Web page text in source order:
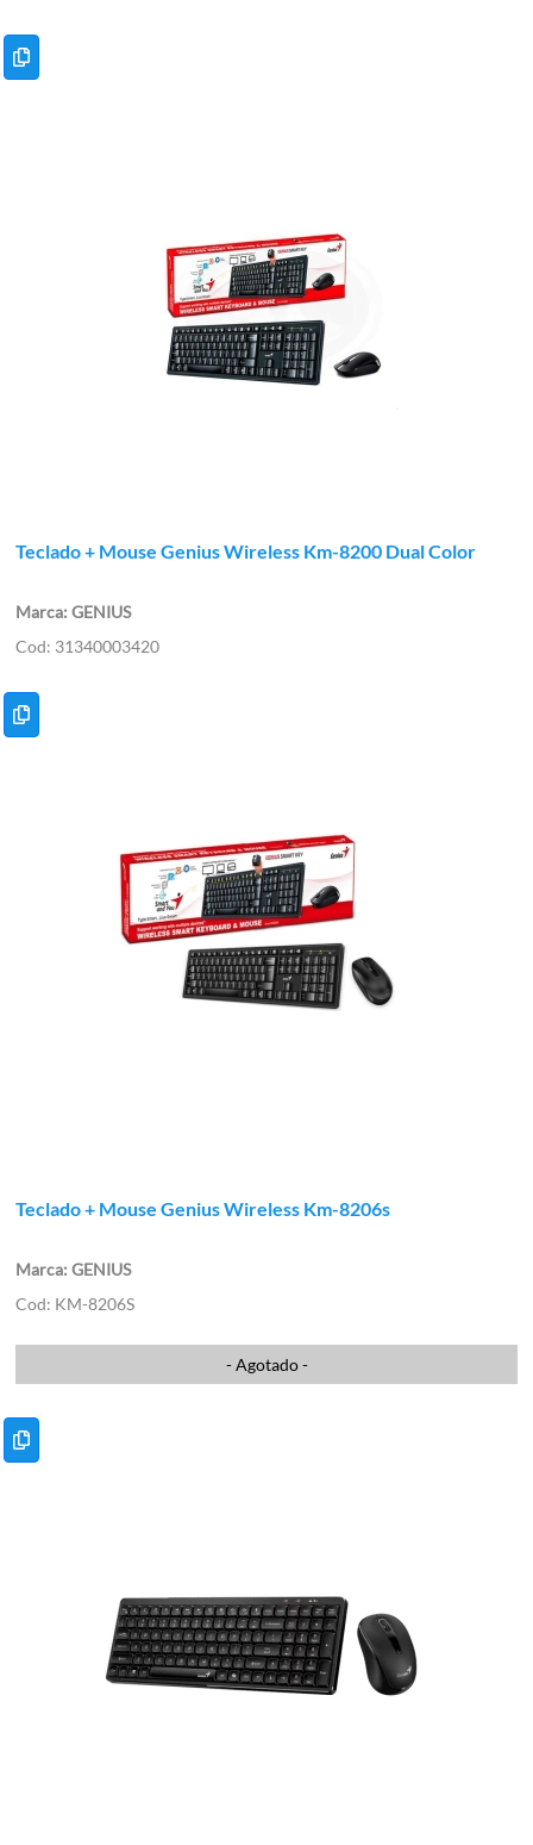
Teclado + Mouse Genius Wireless Km-8200 Dual Color
GENIUS
31340003420
Teclado + Mouse Genius Wireless Km-8206s
GENIUS
KM-8206S
- Agotado -